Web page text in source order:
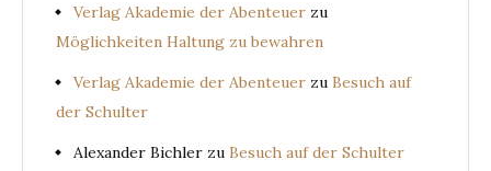
Verlag Akademie der Abenteuer zu
Möglichkeiten Haltung zu bewahren
Verlag Akademie der Abenteuer zu Besuch auf
der Schulter
Alexander Bichler zu Besuch auf der Schulter